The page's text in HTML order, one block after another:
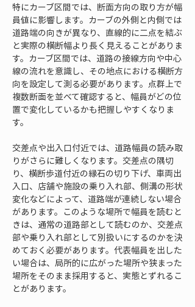
特にカーブ区間では、断面方向の取り方が幅
員値に影響します。カーブの外側と内側では
道路端の向きが異なり、直線的に二点を結ぶ
と実際の横断幅より長く見えることがありま
す。カーブ区間では、道路の接線方向や中心
線の流れを意識し、その地点における横断方
向を設定して測る必要があります。点群上で
複数断面を並べて確認すると、幅員がどの位
置で変化しているかも把握しやすくなりま
す。
交差点や出入口付近では、道路幅員の読み取
りがさらに難しくなります。交差点の隅切
り、横断歩道付近の縁石の切り下げ、車両出
入口、店舗や施設の乗り入れ部、側溝の形状
変化などによって、道路端が連続しない場合
があります。このような場所で幅員を読むと
きは、通常の道路部として読むのか、交差点
部や乗り入れ部として別扱いにするのかを決
めておく必要があります。代表幅員を出した
い場合は、局所的に広がった場所や狭まった
場所をそのまま採用すると、実態とずれるこ
とがあります。